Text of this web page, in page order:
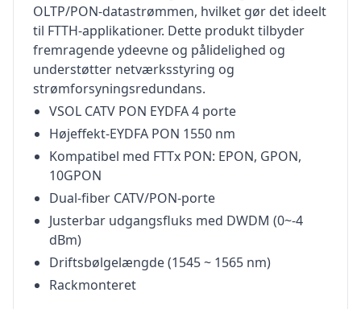
OLTP/PON-datastrømmen, hvilket gør det ideelt
til FTTH-applikationer. Dette produkt tilbyder
fremragende ydeevne og pålidelighed og
understøtter netværksstyring og
strømforsyningsredundans.
VSOL CATV PON EYDFA 4 porte
Højeffekt-EYDFA PON 1550 nm
Kompatibel med FTTx PON: EPON, GPON,
10GPON
Dual-fiber CATV/PON-porte
Justerbar udgangsfluks med DWDM (0~-4
dBm)
Driftsbølgelængde (1545 ~ 1565 nm)
Rackmonteret